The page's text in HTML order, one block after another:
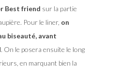
Best friend sur la partie
Pour le liner, on
biseauté, avant
. On le posera ensuite le long
en marquant bien la